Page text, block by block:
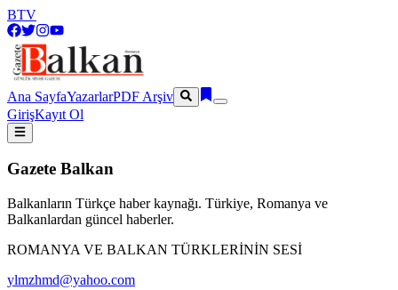
BTV
Ana SayfaYazarlarPDF Arşiv
GirişKayıt Ol
Gazete Balkan
Balkanların Türkçe haber kaynağı. Türkiye, Romanya ve
Balkanlardan güncel haberler.
ROMANYA VE BALKAN TÜRKLERİNİN SESİ
ylmzhmd@yahoo.com